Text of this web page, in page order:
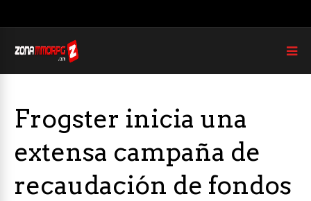
Frogster inicia una
extensa campaña de
recaudación de fondos